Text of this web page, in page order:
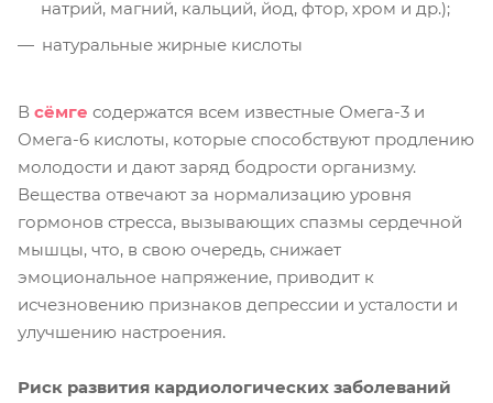
натрий, магний, кальций, йод, фтор, хром и др.);
натуральные жирные кислоты
В сёмге содержатся всем известные Омега-3 и
Омега-6 кислоты, которые способствуют продлению
молодости и дают заряд бодрости организму.
Вещества отвечают за нормализацию уровня
гормонов стресса, вызывающих спазмы сердечной
мышцы, что, в свою очередь, снижает
эмоциональное напряжение, приводит к
исчезновению признаков депрессии и усталости и
улучшению настроения.
Риск развития кардиологических заболеваний